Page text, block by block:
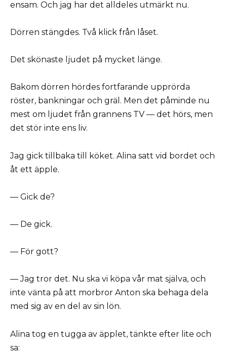
ensam. Och jag har det alldeles utmärkt nu.
Dörren stängdes. Två klick från låset.
Det skönaste ljudet på mycket länge.
Bakom dörren hördes fortfarande upprörda
röster, bankningar och gräl. Men det påminde nu
mest om ljudet från grannens TV — det hörs, men
det stör inte ens liv.
Jag gick tillbaka till köket. Alina satt vid bordet och
åt ett äpple.
— Gick de?
— De gick.
— För gott?
— Jag tror det. Nu ska vi köpa vår mat själva, och
inte vänta på att morbror Anton ska behaga dela
med sig av en del av sin lön.
Alina tog en tugga av äpplet, tänkte efter lite och
sa: